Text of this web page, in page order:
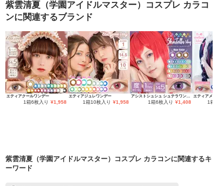
紫雲清夏（学園アイドルマスター）コスプレ カラコ
ンに関連するブランド
エティアクールワンデー
1箱6枚入り ¥1,958
エティアジュレワンデー
1箱10枚入り ¥1,958
アシストシュシュ シュテラワンデー
1箱6枚入り ¥1,408
エティアメロ
1箱
紫雲清夏（学園アイドルマスター）コスプレ カラコンに関連するキ
ーワード